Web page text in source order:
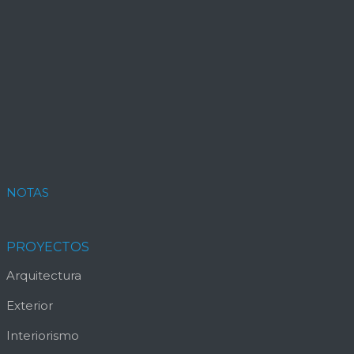
NOTAS
PROYECTOS
Arquitectura
Exterior
Interiorismo